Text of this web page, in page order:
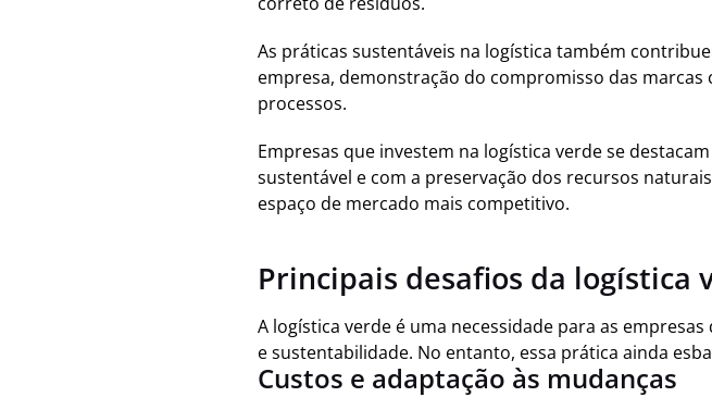
As práticas sustentáveis na logística também
empresa, demonstração do compromisso das
processos.
Empresas que investem na logística verde se
sustentável e com a preservação dos recursos
espaço de mercado mais competitivo.
Principais desafios da logística
A logística verde é uma necessidade para as
e sustentabilidade. No entanto, essa prática ainda
Custos e adaptação às mudanças